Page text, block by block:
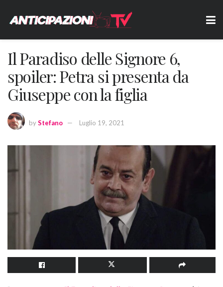
Il Paradiso delle Signore 6,
spoiler: Petra si presenta da
Giuseppe con la figlia
byStefano Luglio 19, 2021